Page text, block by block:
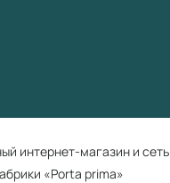
интернет-магазин и сеть
«Porta prima»